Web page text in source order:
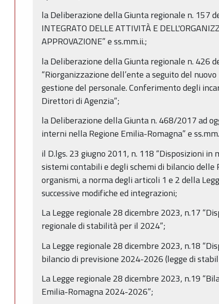
la Deliberazione della Giunta regionale n. 157
INTEGRATO DELLE ATTIVITÀ E
APPROVAZIONE” e ss.mm.ii.;
la Deliberazione della Giunta regionale n. 426
“Riorganizzazione dell’ente a seguito del
gestione del personale. Conferimento degli
Direttori di Agenzia”;
la Deliberazione della Giunta n. 468/2017 ad
interni nella Regione Emilia-Romagna” e
il D.lgs. 23 giugno 2011, n. 118 “Disposizioni
sistemi contabili e degli schemi di bilancio delle
organismi, a norma degli articoli 1 e 2 della
successive modifiche ed integrazioni;
La Legge regionale 28 dicembre 2023, n.17
regionale di stabilità per il 2024”;
La Legge regionale 28 dicembre 2023, n.18
bilancio di previsione 2024-2026 (legge di
La Legge regionale 28 dicembre 2023, n.19
Emilia-Romagna 2024-2026”;